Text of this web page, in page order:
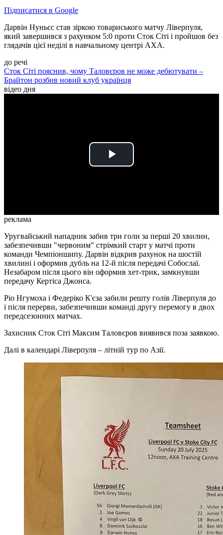
Підписатися в Google
Дарвін Нуньєс став зіркою товариського матчу Ліверпуля,
який завершився з рахунком 5:0 проти Сток Сіті і пройшов без
глядачів цієї неділі в навчальному центрі AXA.
до речі
Сток Сіті пояснив, чому Таловєров не може дебютувати –
Брайтон розбив новий клуб українця
відео дня
Play
реклама
Уругвайський нападник забив три голи за перші 20 хвилин,
забезпечивши "червоним" стрімкий старт у матчі проти
команди Чемпіоншипу. Дарвін відкрив рахунок на шостій
хвилині і оформив дубль на 12-й після передачі Собослаї.
Незабаром після цього він оформив хет-трик, замкнувши
передачу Кертіса Джонса.
Ріо Нгумоха і Федеріко К'єза забили решту голів Ліверпуля до
і після перерви, забезпечивши команді другу перемогу в двох
передсезонних матчах.
Захисник Сток Сіті Максим Таловєров виявився поза заявкою.
Далі в календарі Ліверпуля – літній тур по Азії.